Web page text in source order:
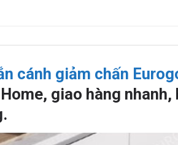
cánh giảm chấn
giao hàng